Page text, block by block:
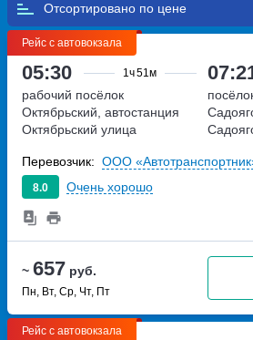
Отсортировано по
Рейс с автовокзала
05:30 1ч51м
~ 657 руб.
Пн, Вт, Ср, Чт, Пт
рабочий посёлок
Октябрьский, автостанция
Октябрьский улица
8.0 Очень хорошо
Перевозчик: ООО
Рейс с автовокзала